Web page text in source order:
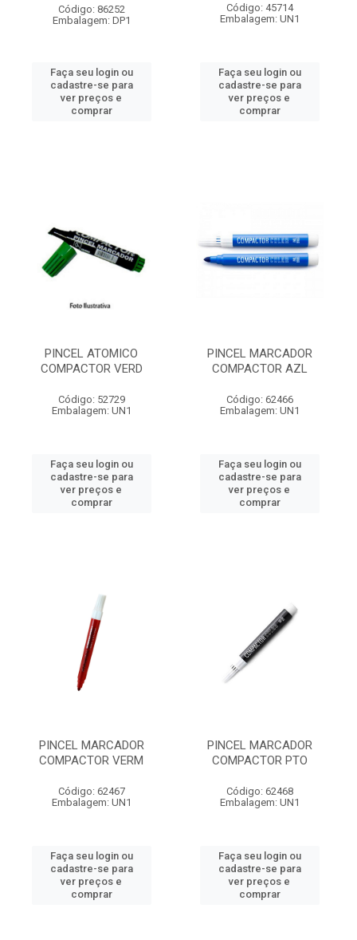
Código: 86252
Embalagem: DP1
Faça seu login ou
cadastre-se para
ver preços e
comprar
Código: 45714
Embalagem: UN1
Faça seu login ou
cadastre-se para
ver preços e
comprar
PINCEL ATOMICO
COMPACTOR VERD
Código: 52729
Embalagem: UN1
Faça seu login ou
cadastre-se para
ver preços e
comprar
PINCEL MARCADOR
COMPACTOR AZL
Código: 62466
Embalagem: UN1
Faça seu login ou
cadastre-se para
ver preços e
comprar
PINCEL MARCADOR
COMPACTOR VERM
Código: 62467
Embalagem: UN1
Faça seu login ou
cadastre-se para
ver preços e
comprar
PINCEL MARCADOR
COMPACTOR PTO
Código: 62468
Embalagem: UN1
Faça seu login ou
cadastre-se para
ver preços e
comprar